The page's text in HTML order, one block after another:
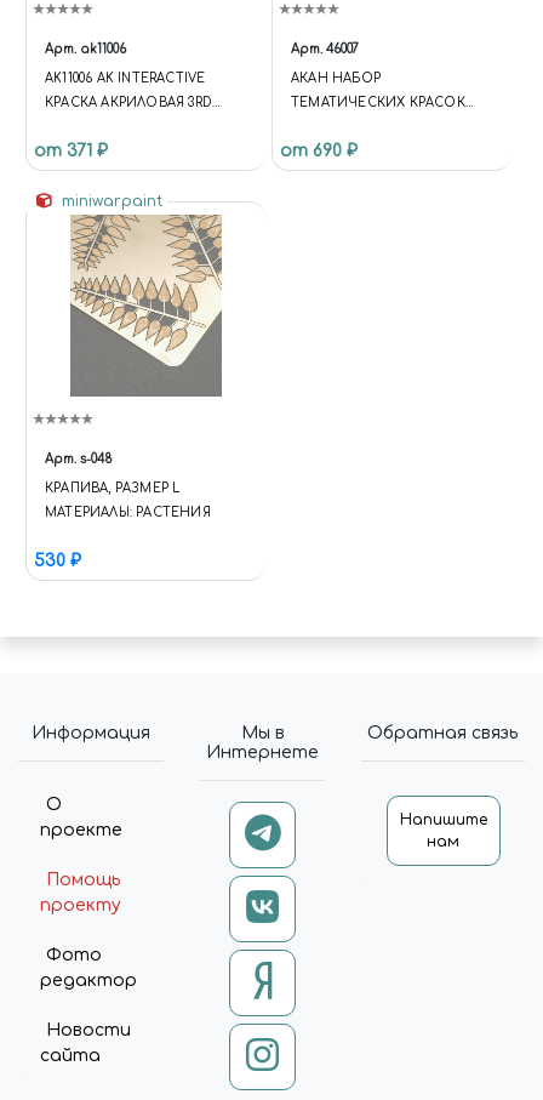
Арт. ak11006
AK11006 AK INTERACTIVE
КРАСКА АКРИЛОВАЯ 3RD
17ML / СЕРЕБРИСТО-СЕРЫЙ
от 371 ₽
Арт. 46007
АКАН НАБОР
ТЕМАТИЧЕСКИХ КРАСОК
ВЕЛИКОБРИТАНИИ В
ВЕЛИКОЙ ВОЙНЕ 1914-18Г."
от 690 ₽
miniwarpaint
Арт. s-048
КРАПИВА, РАЗМЕР L
МАТЕРИАЛЫ: РАСТЕНИЯ
530 ₽
Информация
О
проекте
Помощь
проекту
Фото
редактор
Новости
сайта
Мы в
Интернете
Обратная связь
Напишите
нам